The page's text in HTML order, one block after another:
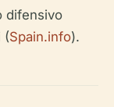
difensivo
(Spain.info).